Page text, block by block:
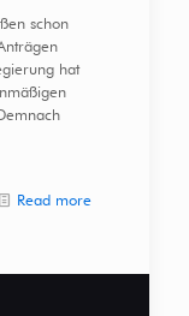
schon
hat
Read more